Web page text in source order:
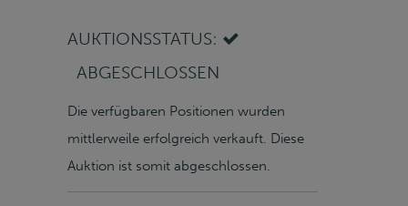
AUKTIONSSTATUS:
ABGESCHLOSSEN
Die verfügbaren Positionen wurden
mittlerweile erfolgreich verkauft. Diese
Auktion ist somit abgeschlossen.